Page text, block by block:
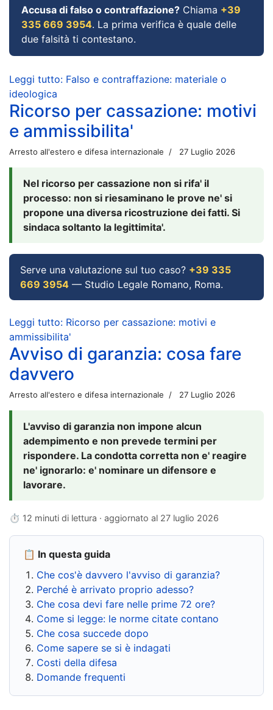
Accusa di falso o contraffazione? Chiama +39
335 669 3954. La prima verifica è quale delle
due falsità ti contestano.
Leggi tutto: Falso e contraffazione: materiale o
ideologica
Ricorso per cassazione: motivi
e ammissibilita'
Arresto all'estero e difesa internazionale 27 Luglio 2026
Nel ricorso per cassazione non si rifa' il
processo: non si riesaminano le prove ne' si
propone una diversa ricostruzione dei fatti. Si
sindaca soltanto la legittimita'.
Serve una valutazione sul tuo caso? +39 335
669 3954 — Studio Legale Romano, Roma.
Leggi tutto: Ricorso per cassazione: motivi e
ammissibilita'
Avviso di garanzia: cosa fare
davvero
Arresto all'estero e difesa internazionale 27 Luglio 2026
L'avviso di garanzia non impone alcun
adempimento e non prevede termini per
rispondere. La condotta corretta non e' reagire
ne' ignorarlo: e' nominare un difensore e
lavorare.
⏱ 12 minuti di lettura · aggiornato al 27 luglio 2026
📋 In questa guida
Che cos'è davvero l'avviso di garanzia?
Perché è arrivato proprio adesso?
Che cosa devi fare nelle prime 72 ore?
Come si legge: le norme citate contano
Che cosa succede dopo
Come sapere se si è indagati
Costi della difesa
Domande frequenti